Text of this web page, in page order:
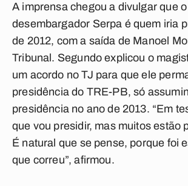
A imprensa chegou a divulgar que o
desembargador Serpa é quem iria
de 2012, com a saída de Manoel
Tribunal. Segundo explicou o
um acordo no TJ para que ele
presidência do TRE-PB, só
presidência no ano de 2013. “Em
que vou presidir, mas muitos estão
É natural que se pense, porque foi
que correu”, afirmou.